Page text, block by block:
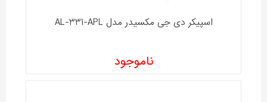
اسپیکر دی جی مکسیدر مدل AL-331-APL
ناموجود